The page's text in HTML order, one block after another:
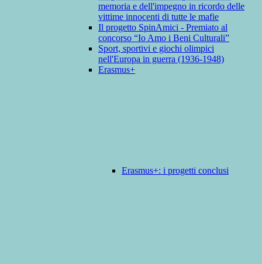
memoria e dell'impegno in ricordo delle
vittime innocenti di tutte le mafie
Il progetto SpinAmici - Premiato al
concorso “Io Amo i Beni Culturali”
Sport, sportivi e giochi olimpici
nell'Europa in guerra (1936-1948)
Erasmus+
Erasmus+: i progetti conclusi